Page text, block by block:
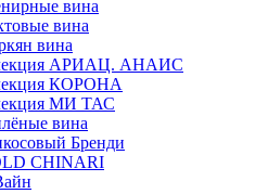
вина
вина
вина
АРИАЦ. АНАИС
КОРОНА
МИ ТАС
вина
Бренди
CHINARI